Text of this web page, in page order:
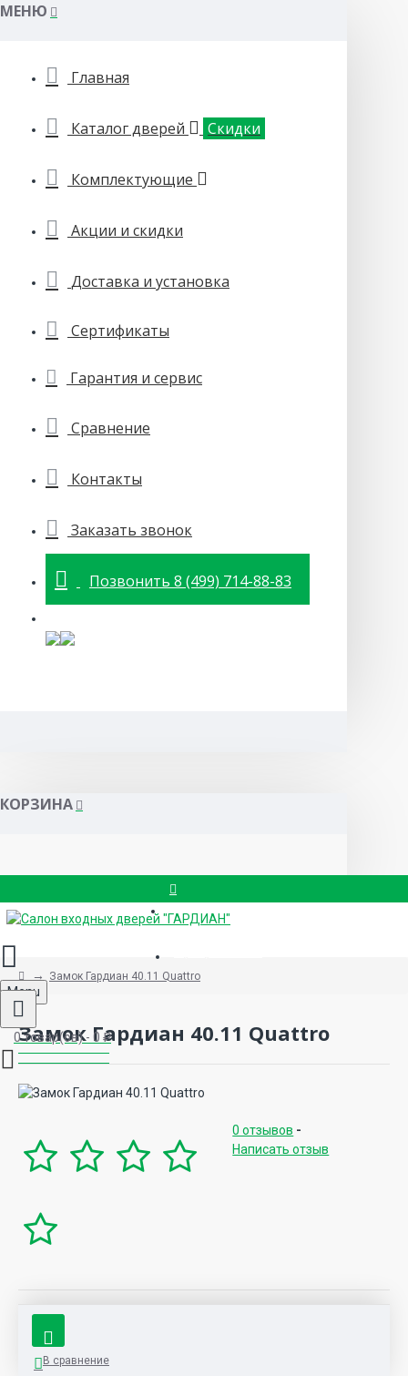
МЕНЮ
Главная
Каталог дверей Скидки
Комплектующие
Акции и скидки
Доставка и установка
Сертификаты
Гарантия и сервис
Сравнение
Контакты
Заказать звонок
Позвонить 8 (499) 714-88-83
КОРЗИНА
Menu
0 товар(ов) - 0 ₽
Замок Гардиан 40.11 Quattro
Замок Гардиан 40.11 Quattro
0 отзывов -
Написать отзыв
В сравнение